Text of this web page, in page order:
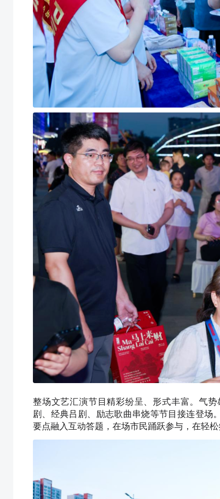
整场文艺汇演节目精彩纷呈、形式丰富。气
剧、经典吕剧、励志歌曲串烧等节目接连登场
要点融入互动答题，在场市民踊跃参与，在轻